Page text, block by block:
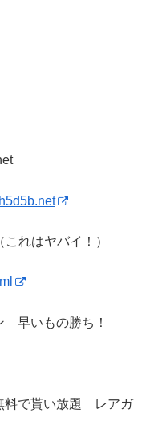
れはヤバイ！）
早いもの勝ち！
で貰い放題 レアガ